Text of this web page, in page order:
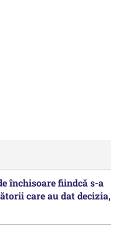
închisoare fiindcă s-a
care au dat decizia,